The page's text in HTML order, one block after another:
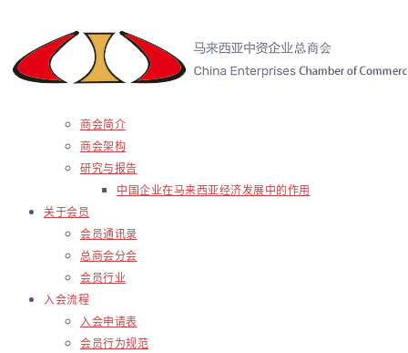
商会简介
商会架构
研究与报告
中国企业在马来西亚经济发展中的作用
关于会员
会员通讯录
总商会分会
会员行业
入会流程
入会申请表
会员行为规范